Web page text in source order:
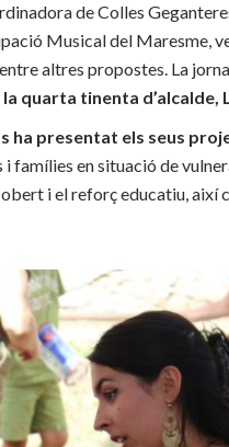
de Colles
Musical del Maresme,
altres propostes. La
quarta tinenta d’alcalde,
ha presentat els seus
i famílies en situació de
i el reforç educatiu, així